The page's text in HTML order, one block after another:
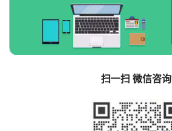
扫一扫 微信咨询